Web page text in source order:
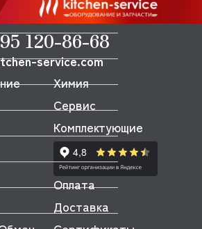
120-86-68
service.com
Химия
Сервис
Комплектующие
Оплата
Доставка